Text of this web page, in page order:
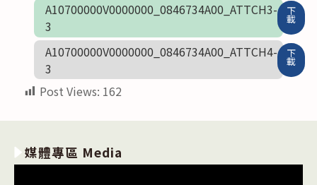
A10700000V0000000_0846734A00_ATTCH3-
3
下
載
A10700000V0000000_0846734A00_ATTCH4-
3
下
載
Post Views: 162
媒體專區 Media